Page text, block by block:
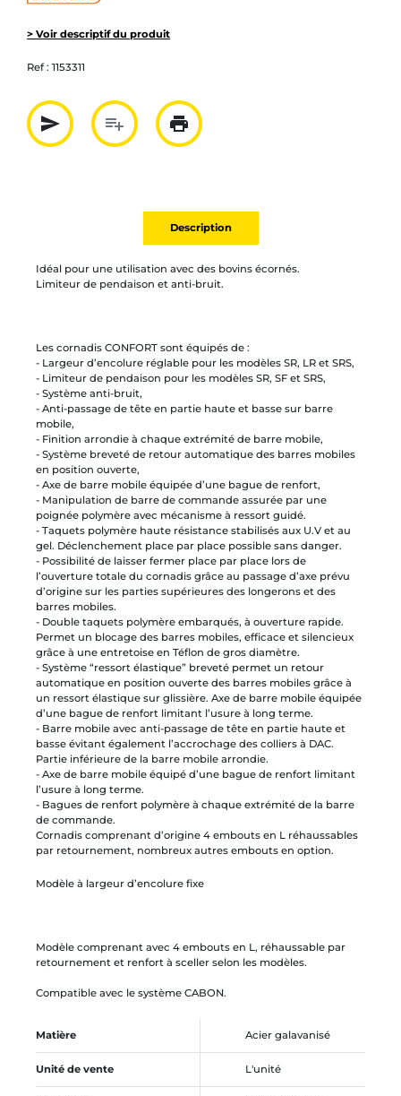
> Voir descriptif du produit
Ref : 1153311
send
Partager par mail
playlist_add
Ajouter à la liste
print
Imprimer
Description
Idéal pour une utilisation avec des bovins écornés.
Limiteur de pendaison et anti-bruit.
Les cornadis CONFORT sont équipés de :
- Largeur d’encolure réglable pour les modèles SR, LR et SRS,
- Limiteur de pendaison pour les modèles SR, SF et SRS,
- Système anti-bruit,
- Anti-passage de tête en partie haute et basse sur barre
mobile,
- Finition arrondie à chaque extrémité de barre mobile,
- Système breveté de retour automatique des barres mobiles
en position ouverte,
- Axe de barre mobile équipée d’une bague de renfort,
- Manipulation de barre de commande assurée par une
poignée polymère avec mécanisme à ressort guidé.
- Taquets polymère haute résistance stabilisés aux U.V et au
gel. Déclenchement place par place possible sans danger.
- Possibilité de laisser fermer place par place lors de
l’ouverture totale du cornadis grâce au passage d’axe prévu
d’origine sur les parties supérieures des longerons et des
barres mobiles.
- Double taquets polymère embarqués, à ouverture rapide.
Permet un blocage des barres mobiles, efficace et silencieux
grâce à une entretoise en Téflon de gros diamètre.
- Système “ressort élastique” breveté permet un retour
automatique en position ouverte des barres mobiles grâce à
un ressort élastique sur glissière. Axe de barre mobile équipée
d’une bague de renfort limitant l’usure à long terme.
- Barre mobile avec anti-passage de tête en partie haute et
basse évitant également l’accrochage des colliers à DAC.
Partie inférieure de la barre mobile arrondie.
- Axe de barre mobile équipé d’une bague de renfort limitant
l’usure à long terme.
- Bagues de renfort polymère à chaque extrémité de la barre
de commande.
Cornadis comprenant d’origine 4 embouts en L réhaussables
par retournement, nombreux autres embouts en option.
Modèle à largeur d’encolure fixe
Modèle comprenant avec 4 embouts en L, réhaussable par
retournement et renfort à sceller selon les modèles.
Compatible avec le système CABON.
Matière Acier galavanisé
Unité de vente L'unité